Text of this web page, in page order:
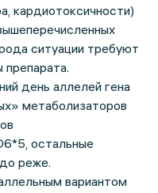
кардиотоксичности)
ситуации требуют
день аллелей гена
метаболизаторов
остальные
реже.
вариантом